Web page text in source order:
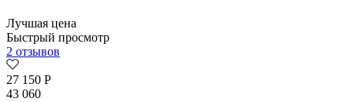
Лучшая цена
Быстрый просмотр
2 отзывов
27 150 Р
43 060